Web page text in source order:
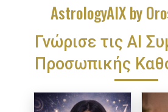
AstrologyAIX by
Γνώρισε τις ΑΙ
Προσωπικής